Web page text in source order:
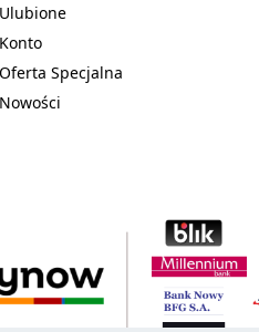
Ulubione
Konto
Oferta Specjalna
Nowości